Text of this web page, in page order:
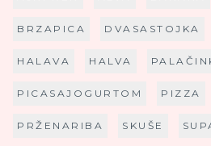
BRZAPICA DVASASTOJKA
HALAVA HALVA
PICASAJOGURTOM PIZZA
PRŽENARIBA SKUŠE